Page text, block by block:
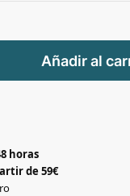
Añadir al
horas
de 59€